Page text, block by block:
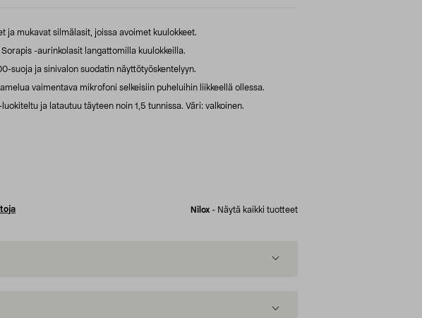
ja mukavat silmälasit, joissa avoimet kuulokkeet.
Sorapis -aurinkolasit langattomilla kuulokkeilla.
suoja ja sinivalon suodatin näyttötyöskentelyyn.
vaimentava mikrofoni selkeisiin puheluihin liikkeellä ollessa.
luokiteltu ja latautuu täyteen noin 1,5 tunnissa. Väri: valkoinen.
Nilox - Näytä kaikki tuotteet